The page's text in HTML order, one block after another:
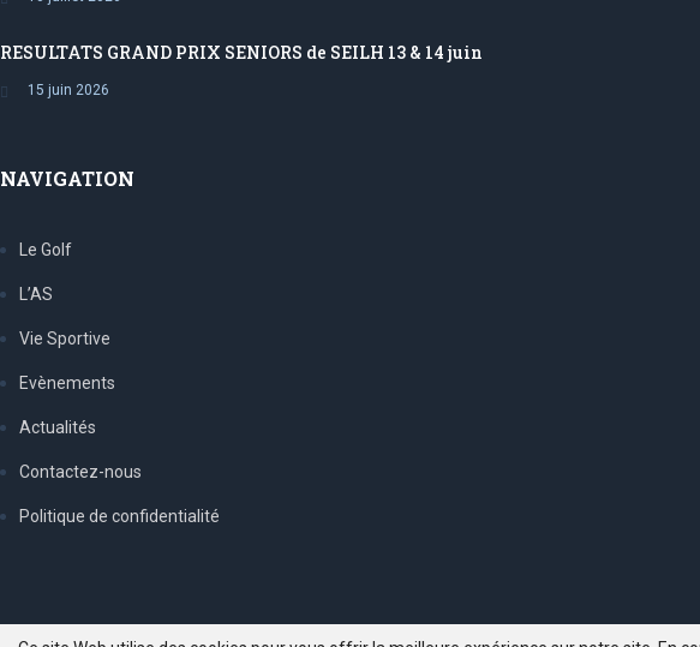
RESULTATS GRAND PRIX SENIORS de SEILH 13 & 14 juin
15 juin 2026
NAVIGATION
Le Golf
L’AS
Vie Sportive
Evènements
Actualités
Contactez-nous
Politique de confidentialité